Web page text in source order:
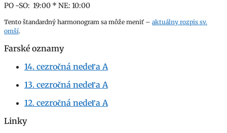
PO -SO: 19:00 * NE: 10:00
Tento štandardný harmonogram sa môže meniť – aktuálny rozpis sv.
omší.
Farské oznamy
14. cezročná nedeľa A
13. cezročná nedeľa A
12. cezročná nedeľa A
Linky